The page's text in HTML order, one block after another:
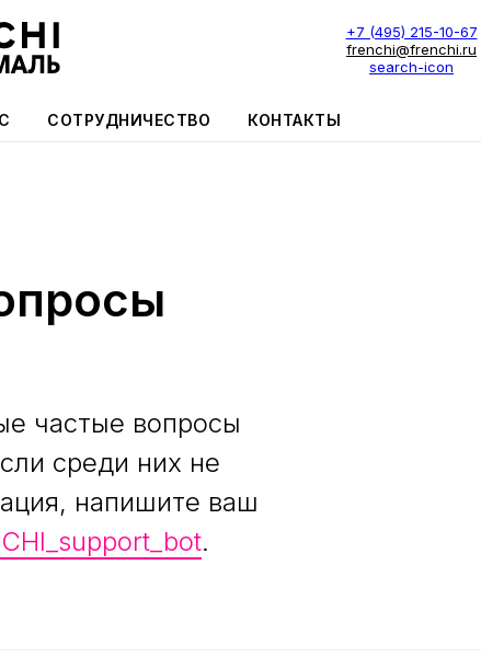
+7 (495) 215-10-67
frenchi@frenchi.ru
search-icon
СОТРУДНИЧЕСТВО КОНТАКТЫ
частые вопросы
среди них не
напишите ваш
.